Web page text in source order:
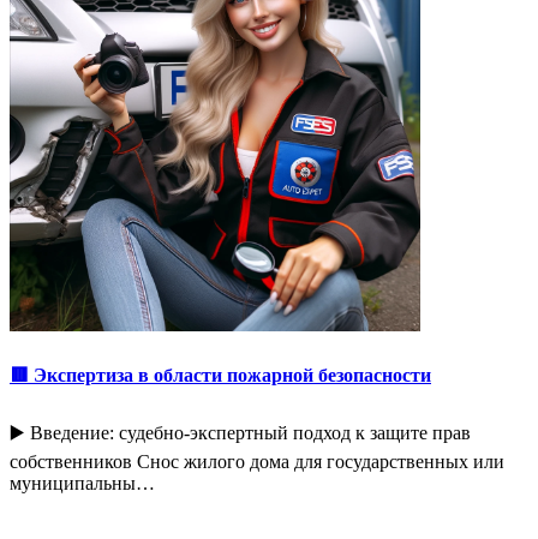
🟥 Экспертиза в области пожарной безопасности
▶️ Введение: судебно-экспертный подход к защите прав
собственников Снос жилого дома для государственных или
муниципальны…